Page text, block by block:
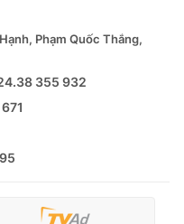
Phạm Quốc Thắng,
355 932